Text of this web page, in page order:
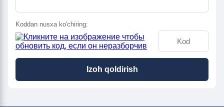
Koddan nusxa ko'chiring:
Izoh qoldirish